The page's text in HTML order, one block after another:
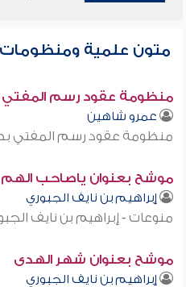
متون علمية ومنظومات
منظومة عقود رسم
عمرو شاهين
منظومة عقود رسم المفتي
موشح بعنوان ياصاحب الهم
إبراهيم بن نايف الجبوري
منوعات - إبراهيم بن نايف
موشح بعنوان شهر الهدى
إبراهيم بن نايف الجبوري